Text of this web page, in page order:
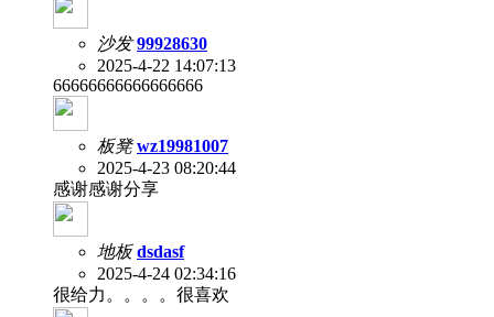
沙发 99928630
2025-4-22 14:07:13
66666666666666666
板凳 wz19981007
2025-4-23 08:20:44
感谢感谢分享
地板 dsdasf
2025-4-24 02:34:16
很给力。。。。很喜欢